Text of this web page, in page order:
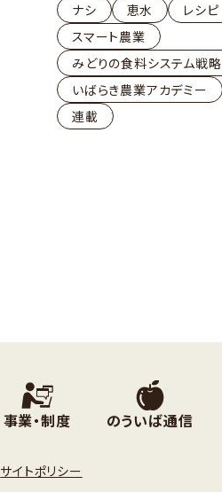
ナシ 恵水 レシピ
スマート農業
みどりの食料システム戦略
いばらき農業アカデミー
連載
事業・制度 のういば通信
サイトポリシー